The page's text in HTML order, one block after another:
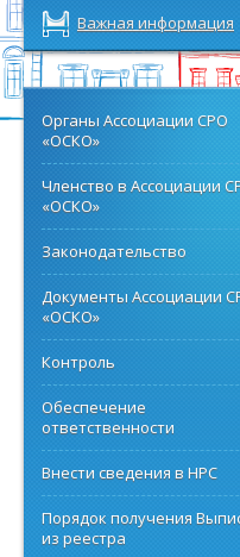
Важная информация
Органы Ассоциации СРО
«ОСКО»
Членство в Ассоциации
«ОСКО»
Законодательство
Документы Ассоциации
«ОСКО»
Контроль
Обеспечение
ответственности
Внести сведения в НРС
Порядок получения
из реестра